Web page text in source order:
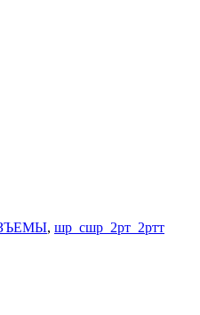
, шр_сшр_2рт_2ртт